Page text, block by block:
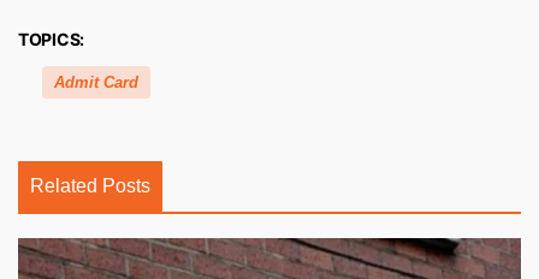
TOPICS:
Admit Card
Related Posts